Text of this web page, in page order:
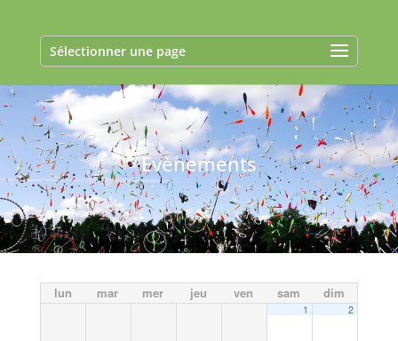
Sélectionner une page
Evènements
lun mar mer jeu ven sam dim
1 2